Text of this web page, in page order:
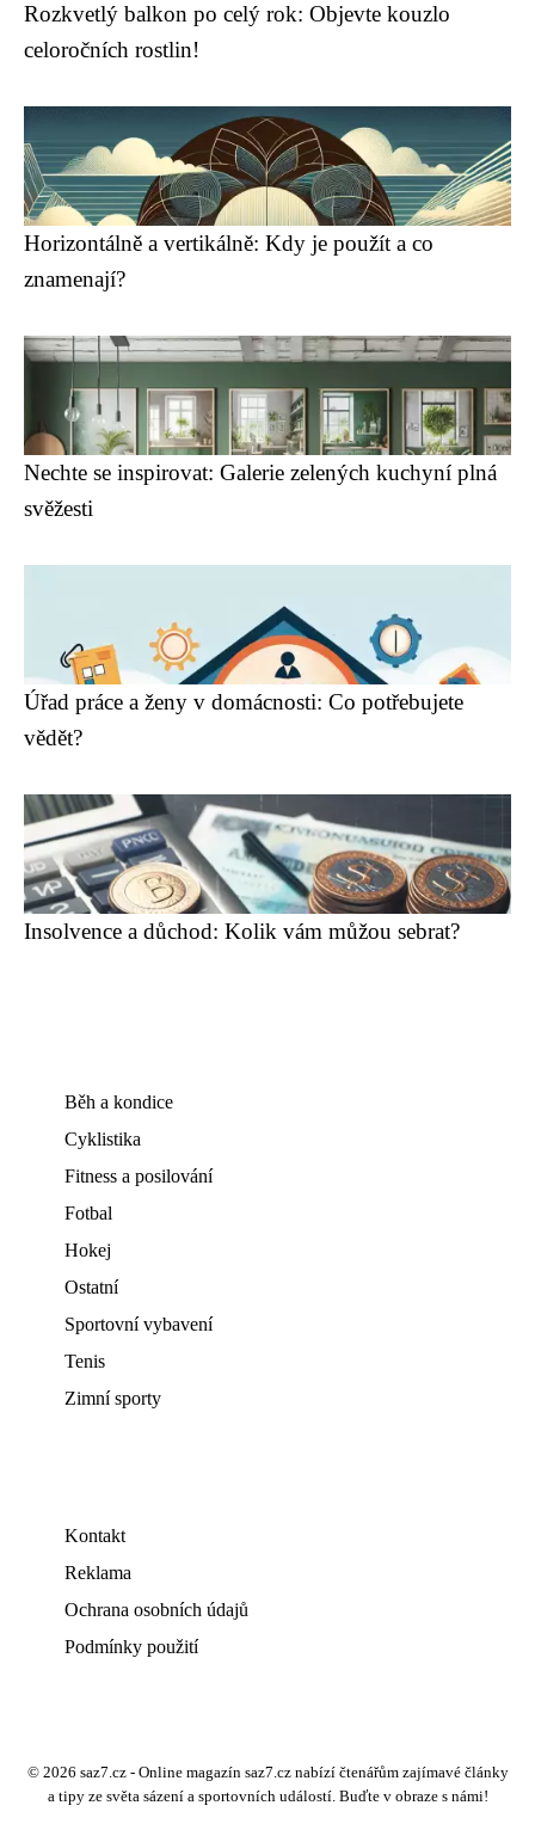
Rozkvetlý balkon po celý rok: Objevte kouzlo
celoročních rostlin!
Horizontálně a vertikálně: Kdy je použít a co
znamenají?
Nechte se inspirovat: Galerie zelených kuchyní plná
svěžesti
Úřad práce a ženy v domácnosti: Co potřebujete
vědět?
Insolvence a důchod: Kolik vám můžou sebrat?
Běh a kondice
Cyklistika
Fitness a posilování
Fotbal
Hokej
Ostatní
Sportovní vybavení
Tenis
Zimní sporty
Kontakt
Reklama
Ochrana osobních údajů
Podmínky použití
© 2026 saz7.cz - Online magazín saz7.cz nabízí čtenářům zajímavé články
a tipy ze světa sázení a sportovních událostí. Buďte v obraze s námi!